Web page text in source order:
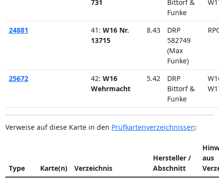
731
Bittorf &
Funke
24881 41: W16 Nr.
13715
8.43
DRP
582749
(Max
Funke)
25672 42: W16
Wehrmacht
5.42
DRP
Bittorf &
Funke
Verweise auf diese Karte in den Prüfkartenverzeichnissen:
Type Karte(n) Verzeichnis
Hersteller /
Abschnitt
aus